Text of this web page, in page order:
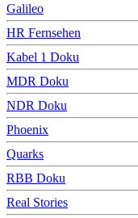
Galileo
HR Fernsehen
Kabel 1 Doku
MDR Doku
NDR Doku
Phoenix
Quarks
RBB Doku
Real Stories